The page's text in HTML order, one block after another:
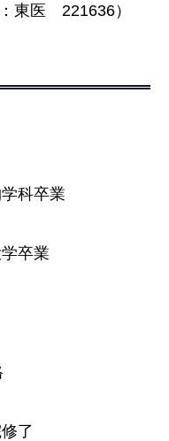
東医 221636）
科卒業
卒業
了